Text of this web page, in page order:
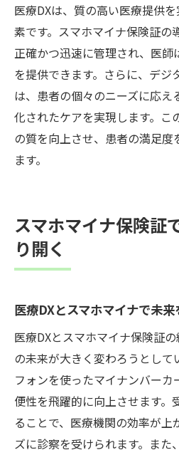
医療DXは、質の高い医療提供
素です。スマホマイナ保険証の
正確かつ迅速に管理され、医
を提供できます。さらに、デジ
は、患者の個々のニーズに応え
化されたケアを実現します。こ
の質を向上させ、患者の満足度
ます。
スマホマイナ保険証
り開く
医療DXとスマホマイナで未来
医療DXとスマホマイナ保険証
の未来が大きく変わろうとして
フォンを使ったマイナンバー
便性を飛躍的に向上させます。
ることで、医療機関の効率が上
ズに診察を受けられます。ま